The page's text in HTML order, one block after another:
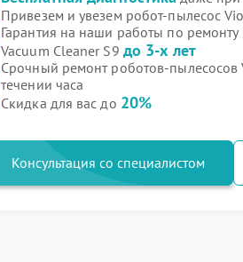
Привезем и увезем робот-пылесос
Гарантия на наши работы по
Vacuum Cleaner S9 до 3-х лет
Срочный ремонт роботов-пылесосов
течении часа
Скидка для вас до 20%
Консультация со специалистом